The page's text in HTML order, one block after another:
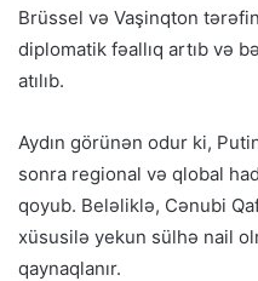
Brüssel və Vaşinqton
diplomatik fəallıq artıb və
atılıb.
Aydın görünən odur ki,
sonra regional və qlobal
qoyub. Beləliklə, Cənubi
xüsusilə yekun sülhə nail
qaynaqlanır.